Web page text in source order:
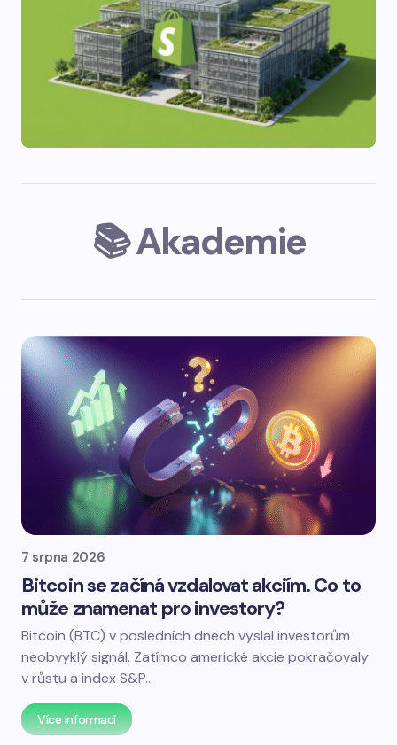
📚 Akademie
7 srpna 2026
Bitcoin se začíná vzdalovat akciím. Co to
může znamenat pro investory?
Bitcoin (BTC) v posledních dnech vyslal investorům
neobvyklý signál. Zatímco americké akcie pokračovaly
v růstu a index S&P…
Více informací